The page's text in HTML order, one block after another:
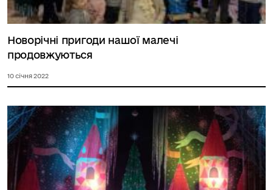
Новорічні пригоди нашої малечі
продовжуються
10 січня 2022